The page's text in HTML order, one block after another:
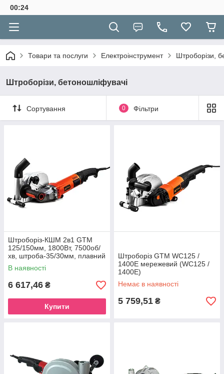
00:24
Товари та послуги Електроінструмент Штроборізи,
Штроборізи, бетоношліфувачі
Сортування 0 Фільтри
Штроборіз-КШМ 2в1 GTM
125/150мм, 1800Вт, 7500об/
хв, штроба-35/30мм, плавний
пуск
В наявності
6 617,46 ₴
Купити
Штроборіз GTM WC125 /
1400E мережевий (WC125 /
1400E)
Немає в наявності
5 759,51 ₴